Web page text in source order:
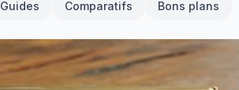
Guides Comparatifs Bons plans